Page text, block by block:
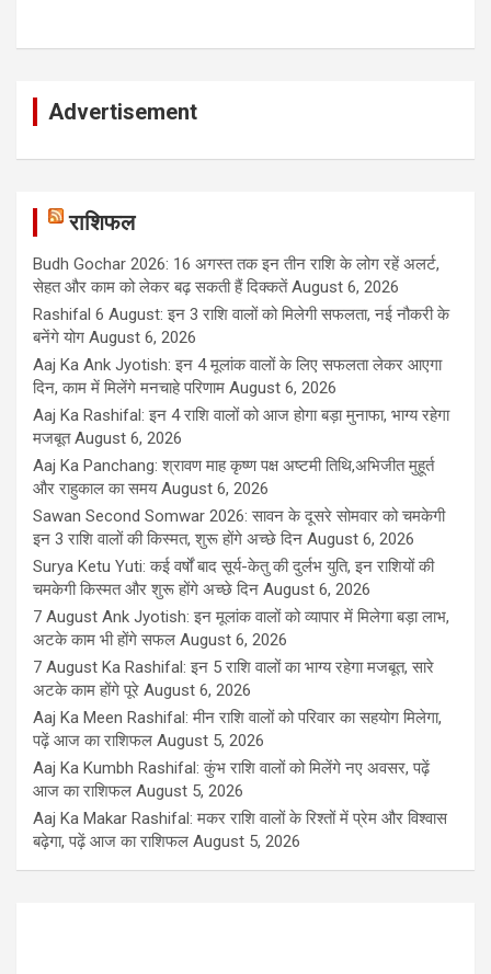
Advertisement
राशिफल
Budh Gochar 2026: 16 अगस्त तक इन तीन राशि के लोग रहें अलर्ट,
सेहत और काम को लेकर बढ़ सकती हैं दिक्कतें August 6, 2026
Rashifal 6 August: इन 3 राशि वालों को मिलेगी सफलता, नई नौकरी के
बनेंगे योग August 6, 2026
Aaj Ka Ank Jyotish: इन 4 मूलांक वालों के लिए सफलता लेकर आएगा
दिन, काम में मिलेंगे मनचाहे परिणाम August 6, 2026
Aaj Ka Rashifal: इन 4 राशि वालों को आज होगा बड़ा मुनाफा, भाग्य रहेगा
मजबूत August 6, 2026
Aaj Ka Panchang: श्रावण माह कृष्ण पक्ष अष्टमी तिथि,अभिजीत मुहूर्त
और राहुकाल का समय August 6, 2026
Sawan Second Somwar 2026: सावन के दूसरे सोमवार को चमकेगी
इन 3 राशि वालों की किस्मत, शुरू होंगे अच्छे दिन August 6, 2026
Surya Ketu Yuti: कई वर्षों बाद सूर्य-केतु की दुर्लभ युति, इन राशियों की
चमकेगी किस्मत और शुरू होंगे अच्छे दिन August 6, 2026
7 August Ank Jyotish: इन मूलांक वालों को व्यापार में मिलेगा बड़ा लाभ,
अटके काम भी होंगे सफल August 6, 2026
7 August Ka Rashifal: इन 5 राशि वालों का भाग्य रहेगा मजबूत, सारे
अटके काम होंगे पूरे August 6, 2026
Aaj Ka Meen Rashifal: मीन राशि वालों को परिवार का सहयोग मिलेगा,
पढ़ें आज का राशिफल August 5, 2026
Aaj Ka Kumbh Rashifal: कुंभ राशि वालों को मिलेंगे नए अवसर, पढ़ें
आज का राशिफल August 5, 2026
Aaj Ka Makar Rashifal: मकर राशि वालों के रिश्तों में प्रेम और विश्वास
बढ़ेगा, पढ़ें आज का राशिफल August 5, 2026